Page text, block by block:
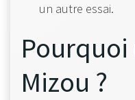
un autre essai.
Mizou ?